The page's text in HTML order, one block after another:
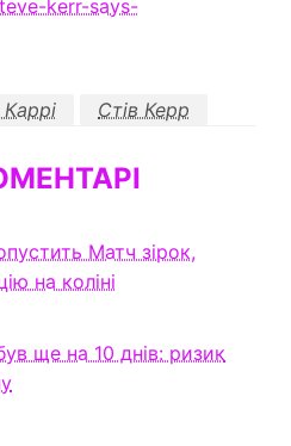
kerr-says-
Стів Керр
Матч зірок,
на коліні
ще на 10 днів: ризик